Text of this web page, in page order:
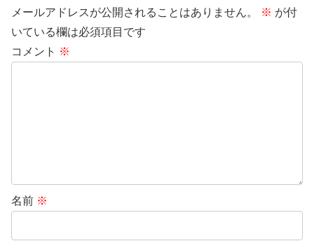
メールアドレスが公開されることはありません。 ※ が付
いている欄は必須項目です
コメント ※
名前 ※